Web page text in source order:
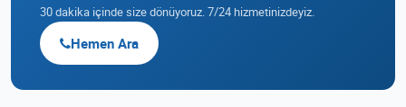
30 dakika içinde size dönüyoruz. 7/24 hizmetinizdeyiz.
Hemen Ara